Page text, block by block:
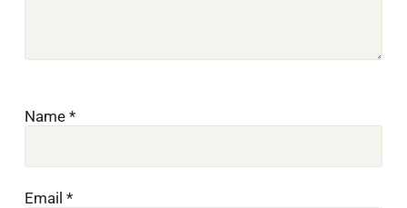
Name *
Email *